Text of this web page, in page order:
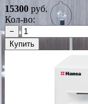
15300 руб.
Кол-во:
−
Купить